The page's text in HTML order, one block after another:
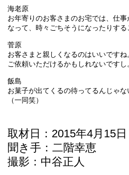
海老原
お年寄りのお客さまのお宅では、仕
なって、時々ごちそうになったりする
菅原
お客さまと親しくなるのはいいです
ご依頼いただけるかもしれないですし
飯島
お菓子が出てくるの待ってるんじゃ
（一同笑）
取材日：2015年4月15日
聞き手：二階幸恵
撮影：中谷正人